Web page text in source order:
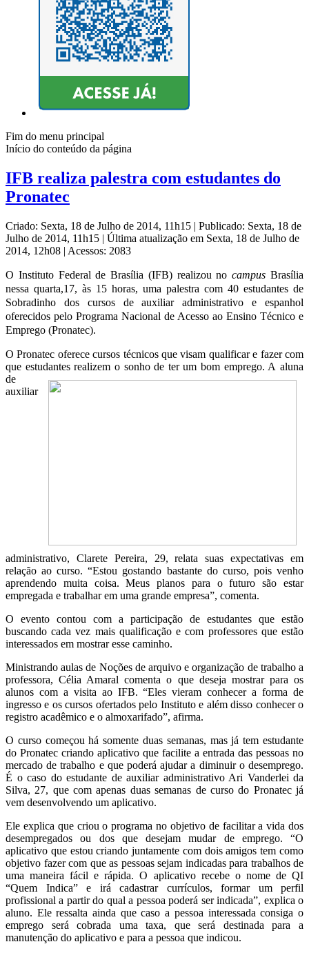
Fim do menu principal
Início do conteúdo da página
IFB realiza palestra com estudantes do
Pronatec
Criado: Sexta, 18 de Julho de 2014, 11h15 | Publicado: Sexta, 18 de
Julho de 2014, 11h15 | Última atualização em Sexta, 18 de Julho de
2014, 12h08 | Acessos: 2083
O Instituto Federal de Brasília (IFB) realizounocampus Brasília
nessa quarta,17, às 15 horas, uma palestra com 40 estudantes de
Sobradinho dos cursos de auxiliar administrativo e espanhol
oferecidos pelo Programa Nacional de Acesso ao Ensino Técnico e
Emprego (Pronatec).
O Pronatec oferece cursos técnicos que visam qualificar e fazer com
que estudantes realizem o sonho de ter um bom emprego. A aluna
de
auxiliar
administrativo, Clarete Pereira, 29, relata suas expectativas em
relação ao curso. “Estou gostando bastante do curso, pois venho
aprendendo muita coisa. Meus planos para o futuro são estar
empregada e trabalhar em uma grande empresa”, comenta.
O evento contou com a participação de estudantes que estão
buscando cada vez mais qualificação e com professores que estão
interessados em mostrar esse caminho.
Ministrando aulas de Noções de arquivo e organização de trabalho a
professora, Célia Amaral comenta o que deseja mostrar para os
alunos com a visita ao IFB. “Eles vieram conhecer a forma de
ingresso e os cursos ofertados pelo Instituto e além disso conhecer o
registro acadêmico e o almoxarifado”, afirma.
O curso começou há somente duas semanas, mas já tem estudante
do Pronatec criando aplicativo que facilite a entrada das pessoas no
mercado de trabalho e que poderá ajudar a diminuir o desemprego.
É o caso do estudante de auxiliar administrativo Ari Vanderlei da
Silva, 27, que com apenas duas semanas de curso do Pronatec já
vem desenvolvendo um aplicativo.
Ele explica que criou o programa no objetivo de facilitar a vida dos
desempregados ou dos que desejam mudar de emprego. “O
aplicativo que estou criando juntamente com dois amigos tem como
objetivo fazer com que as pessoas sejam indicadas para trabalhos de
uma maneira fácil e rápida. O aplicativo recebe o nome de QI
“Quem Indica” e irá cadastrar currículos, formar um perfil
profissional a partir do qual a pessoa poderá ser indicada”, explica o
aluno. Ele ressalta ainda que caso a pessoa interessada consiga o
emprego será cobrada uma taxa, que será destinada para a
manutenção do aplicativo e para a pessoa que indicou.